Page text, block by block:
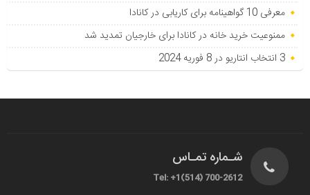
معرفی 10 گواهینامه برای کاریابی در کانادا
ممنوعیت خرید خانه در کانادا برای خارجیان تمدید شد
3 انتخاب انتاریو در 8 فوریه 2024
شـماره تمـاس
Tel: +1(514) 700-2612